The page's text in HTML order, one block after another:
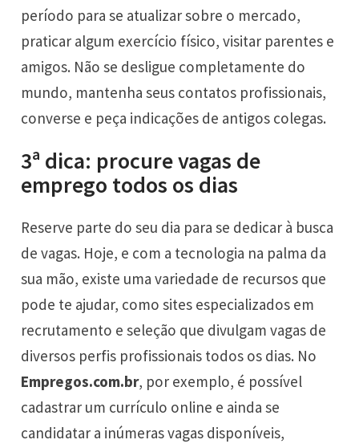
período para se atualizar sobre o mercado,
praticar algum exercício físico, visitar parentes e
amigos. Não se desligue completamente do
mundo, mantenha seus contatos profissionais,
converse e peça indicações de antigos colegas.
3ª dica: procure vagas de
emprego todos os dias
Reserve parte do seu dia para se dedicar à busca
de vagas. Hoje, e com a tecnologia na palma da
sua mão, existe uma variedade de recursos que
pode te ajudar, como sites especializados em
recrutamento e seleção que divulgam vagas de
diversos perfis profissionais todos os dias. No
Empregos.com.br, por exemplo, é possível
cadastrar um currículo online e ainda se
candidatar a inúmeras vagas disponíveis,